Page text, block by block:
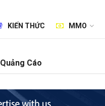
KIẾN THỨC MMO
Cáo